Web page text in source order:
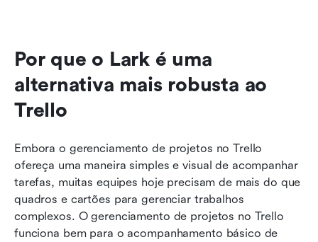
Por que o Lark é uma
alternativa mais robusta ao
Trello
Embora o gerenciamento de projetos no Trello
ofereça uma maneira simples e visual de acompanhar
tarefas, muitas equipes hoje precisam de mais do que
quadros e cartões para gerenciar trabalhos
complexos. O gerenciamento de projetos no Trello
funciona bem para o acompanhamento básico de